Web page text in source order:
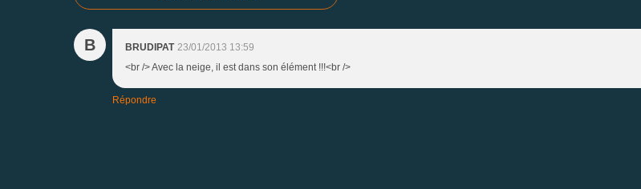
B BRUDIPAT 23/01/2013 13:59
<br /> Avec la neige, il est dans son élément !!!<br />
Répondre